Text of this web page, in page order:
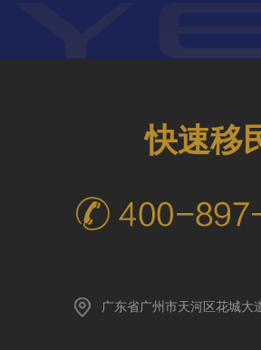
快速移
广东省广州市天河区花城